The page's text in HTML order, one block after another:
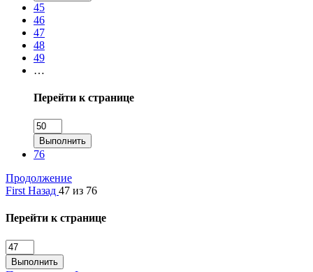
45
46
47
48
49
…
Перейти к странице
Выполнить
76
Продолжение
First Назад 47 из 76
Перейти к странице
Выполнить